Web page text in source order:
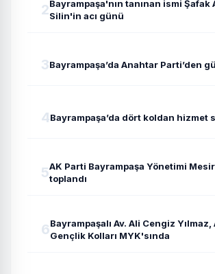
2Bayrampaşa'nın tanınan ismi Şafak
Silin'in acı günü
3Bayrampaşa’da Anahtar Parti’den
4Bayrampaşa’da dört koldan hizmet
5AK Parti Bayrampaşa Yönetimi
toplandı
6Bayrampaşalı Av. Ali Cengiz Yılmaz,
Gençlik Kolları MYK'sında